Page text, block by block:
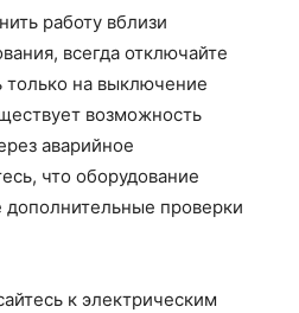
работу вблизи
всегда отключайте
только на выключение
возможность
аварийное
что оборудование
проверки
к электрическим